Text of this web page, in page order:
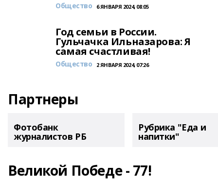
Общество 6 ЯНВАРЯ 2024, 08:05
Год семьи в России.
Гульчачка Ильназарова: Я
самая счастливая!
Общество 2 ЯНВАРЯ 2024, 07:26
Партнеры
Фотобанк
журналистов РБ
Рубрика "Еда и
напитки"
Великой Победе - 77!